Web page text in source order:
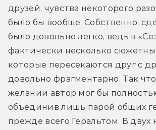
друзей, чувства некоторого
было бы вообще. Собственно,
было довольно легко, ведь в
фактически несколько
которые пересекаются друг с
довольно фрагментарно. Так
желании автор мог бы
объединив лишь парой общих
прежде всего Геральтом. В двух